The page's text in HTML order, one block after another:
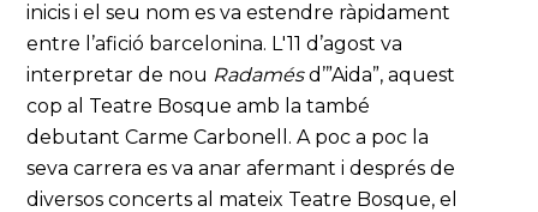
inicis i el seu nom es va estendre ràpidament
entre l’afició barcelonina. L'11 d’agost va
interpretar de nou Radamésd’”Aida”, aquest
cop al Teatre Bosque amb la també
debutant Carme Carbonell. A poc a poc la
seva carrera es va anar afermant i després de
diversos concerts al mateix Teatre Bosque, el